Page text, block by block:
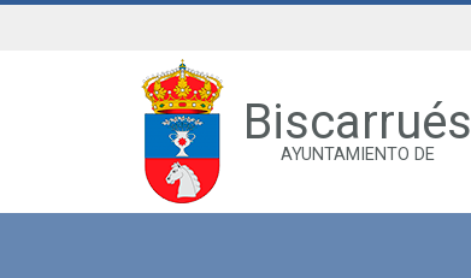
Biscarrués
AYUNTAMIENTO DE